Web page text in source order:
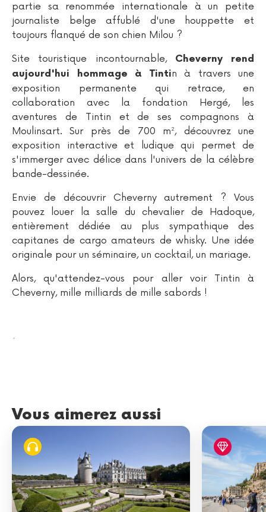
partie sa renommée internationale à un petite
journaliste belge affublé d'une houppette et
toujours flanqué de son chien Milou ?
Site touristique incontournable, Cheverny rend
aujourd'hui hommage à Tintin à travers une
exposition permanente qui retrace, en
collaboration avec la fondation Hergé, les
aventures de Tintin et de ses compagnons à
Moulinsart. Sur près de 700 m², découvrez une
exposition interactive et ludique qui permet de
s'immerger avec délice dans l'univers de la célèbre
bande-dessinée.
Envie de découvrir Cheverny autrement ? Vous
pouvez louer la salle du chevalier de Hadoque,
entièrement dédiée au plus sympathique des
capitanes de cargo amateurs de whisky. Une idée
originale pour un séminaire, un cocktail, un mariage.
Alors, qu'attendez-vous pour aller voir Tintin à
Cheverny, mille milliards de mille sabords !
.
Vous aimerez aussi